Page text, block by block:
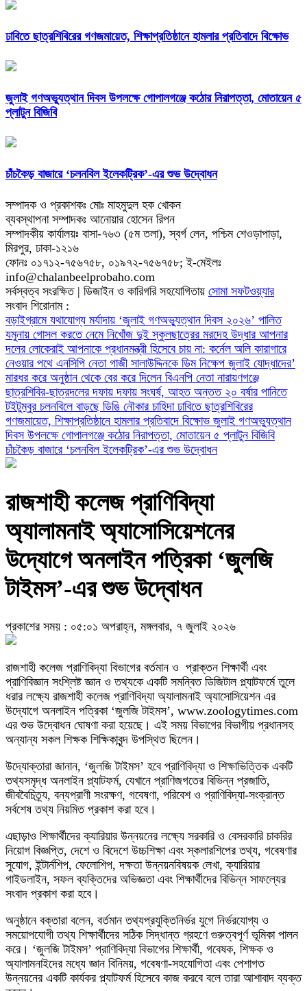
ঢাবিতে ছাত্রশিবিরের গণজমায়েত, শিক্ষাপ্রতিষ্ঠানে হামলার প্রতিবাদে বিক্ষোভ
জুলাই গণঅভ্যুত্থান দিবস উপলক্ষে গোপালগঞ্জে কঠোর নিরাপত্তা, মোতায়েন ৫
প্লাটুন বিজিবি
চাঁচকৈড় বাজারে ‘চলনবিল ইলেকট্রিক’-এর শুভ উদ্বোধন
সম্পাদক ও প্রকাশকঃ মোঃ মাহমুদুল হক খোকন
ব্যবস্থাপনা সম্পাদকঃ আনোয়ার হোসেন রিপন
সম্পাদকীয় কার্যালয়ঃ বাসা-৭৬৩ (৫ম তলা), স্বর্গ লেন, পশ্চিম শেওড়াপাড়া,
মিরপুর, ঢাকা-১২১৬
ফোনঃ ০১৭১২-৭৫৬৭৫৮, ০১৯৭২-৭৫৬৭৫৮; ই-মেইলঃ
info@chalanbeelprobaho.com
সর্বস্বত্ব সংরক্ষিত | ডিজাইন ও কারিগরি সহযোগিতায় সোমা সফটওয়্যার
সংবাদ শিরোনাম :
বড়াইগ্রামে যথাযোগ্য মর্যাদায় ‘জুলাই গণঅভ্যুত্থান দিবস ২০২৬’ পালিত
যমুনায় গোসল করতে নেমে নিখোঁজ দুই স্কুলছাত্রের মরদেহ উদ্ধার আপনার
দলের লোকেরাই আপনাকে প্রধানমন্ত্রী হিসেবে চায় না: কর্নেল অলি কারাগারে
নেওয়ার পথে এনসিপি নেতা গাজী সালাউদ্দিনকে ডিম নিক্ষেপ জুলাই যোদ্ধাদের’
মারধর করে অনুষ্ঠান থেকে বের করে দিলেন বিএনপি নেতা নারায়ণগঞ্জে
ছাত্রশিবির-ছাত্রদলের দফায় দফায় সংঘর্ষ, আহত অন্তত ২০ বর্ষার পানিতে
টইটুম্বুর চলনবিলে বাড়ছে ডিঙি নৌকার চাহিদা ঢাবিতে ছাত্রশিবিরের
গণজমায়েত, শিক্ষাপ্রতিষ্ঠানে হামলার প্রতিবাদে বিক্ষোভ জুলাই গণঅভ্যুত্থান
দিবস উপলক্ষে গোপালগঞ্জে কঠোর নিরাপত্তা, মোতায়েন ৫ প্লাটুন বিজিবি
চাঁচকৈড় বাজারে ‘চলনবিল ইলেকট্রিক’-এর শুভ উদ্বোধন
রাজশাহী কলেজ প্রাণিবিদ্যা
অ্যালামনাই অ্যাসোসিয়েশনের
উদ্যোগে অনলাইন পত্রিকা ‘জুলজি
টাইমস’-এর শুভ উদ্বোধন
প্রকাশের সময় : ০৫:০১ অপরাহ্ন, মঙ্গলবার, ৭ জুলাই ২০২৬
রাজশাহী কলেজ প্রাণিবিদ্যা বিভাগের বর্তমান ও প্রাক্তন শিক্ষার্থী এবং
প্রাণিবিজ্ঞান সংশ্লিষ্ট জ্ঞান ও তথ্যকে একটি সমন্বিত ডিজিটাল প্ল্যাটফর্মে তুলে
ধরার লক্ষ্যে রাজশাহী কলেজ প্রাণিবিদ্যা অ্যালামনাই অ্যাসোসিয়েশন এর
উদ্যোগে অনলাইন পত্রিকা ‘জুলজি টাইমস’, www.zoologytimes.com
এর শুভ উদ্বোধন ঘোষণা করা হয়েছে। এই সময় বিভাগের বিভাগীয় প্রধানসহ
অন্যান্য সকল শিক্ষক শিক্ষিকাবৃন্দ উপস্থিত ছিলেন।
উদ্যোক্তারা জানান, ‘জুলজি টাইমস’ হবে প্রাণিবিদ্যা ও শিক্ষাভিত্তিক একটি
তথ্যসমৃদ্ধ অনলাইন প্ল্যাটফর্ম, যেখানে প্রাণিজগতের বিভিন্ন প্রজাতি,
জীববৈচিত্র্য, বন্যপ্রাণী সংরক্ষণ, গবেষণা, পরিবেশ ও প্রাণিবিদ্যা-সংক্রান্ত
সর্বশেষ তথ্য নিয়মিত প্রকাশ করা হবে।
এছাড়াও শিক্ষার্থীদের ক্যারিয়ার উন্নয়নের লক্ষ্যে সরকারি ও বেসরকারি চাকরির
নিয়োগ বিজ্ঞপ্তি, দেশে ও বিদেশে উচ্চশিক্ষা এবং স্কলারশিপের তথ্য, গবেষণার
সুযোগ, ইন্টার্নশিপ, ফেলোশিপ, দক্ষতা উন্নয়নবিষয়ক লেখা, ক্যারিয়ার
গাইডলাইন, সফল ব্যক্তিদের অভিজ্ঞতা এবং শিক্ষার্থীদের বিভিন্ন সাফল্যের
সংবাদ প্রকাশ করা হবে।
অনুষ্ঠানে বক্তারা বলেন, বর্তমান তথ্যপ্রযুক্তিনির্ভর যুগে নির্ভরযোগ্য ও
সময়োপযোগী তথ্য শিক্ষার্থীদের সঠিক সিদ্ধান্ত গ্রহণে গুরুত্বপূর্ণ ভূমিকা পালন
করে। ‘জুলজি টাইমস’ প্রাণিবিদ্যা বিভাগের শিক্ষার্থী, গবেষক, শিক্ষক ও
অ্যালামনাইদের মধ্যে জ্ঞান বিনিময়, গবেষণা-সহযোগিতা এবং পেশাগত
উন্নয়নের একটি কার্যকর প্ল্যাটফর্ম হিসেবে কাজ করবে বলে তারা আশাবাদ ব্যক্ত